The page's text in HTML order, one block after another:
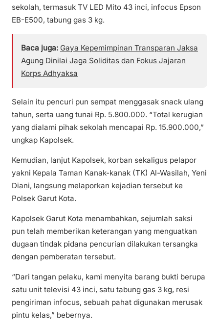
sekolah, termasuk TV LED Mito 43 inci, infocus Epson
EB-E500, tabung gas 3 kg.
Baca juga: Gaya Kepemimpinan Transparan Jaksa
Agung Dinilai Jaga Soliditas dan Fokus Jajaran
Korps Adhyaksa
Selain itu pencuri pun sempat menggasak snack ulang
tahun, serta uang tunai Rp. 5.800.000. “Total kerugian
yang dialami pihak sekolah mencapai Rp. 15.900.000,”
ungkap Kapolsek.
Kemudian, lanjut Kapolsek, korban sekaligus pelapor
yakni Kepala Taman Kanak-kanak (TK) Al-Wasilah, Yeni
Diani, langsung melaporkan kejadian tersebut ke
Polsek Garut Kota.
Kapolsek Garut Kota menambahkan, sejumlah saksi
pun telah memberikan keterangan yang menguatkan
dugaan tindak pidana pencurian dilakukan tersangka
dengan pemberatan tersebut.
“Dari tangan pelaku, kami menyita barang bukti berupa
satu unit televisi 43 inci, satu tabung gas 3 kg, resi
pengiriman infocus, sebuah pahat digunakan merusak
pintu kelas,” bebernya.